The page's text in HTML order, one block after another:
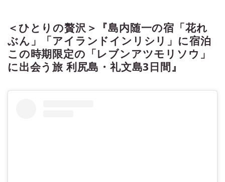
＜ひとりの贅沢＞『島内随一の宿「花れ
ぶん」「アイランドインリシリ」に宿泊
この時期限定の「レブンアツモリソウ」
に出会う旅 利尻島・礼文島3日間』